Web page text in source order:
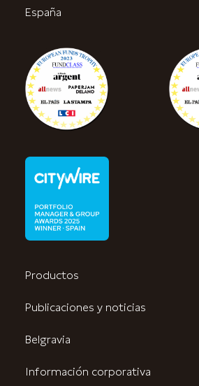
España
Productos
Publicaciones y noticias
Belgravia
Información corporativa